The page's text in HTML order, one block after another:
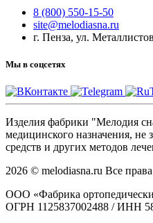
8 (800) 550-15-50
site@melodiasna.ru
г. Пенза, ул.
Мы в соцсетях
Изделия фабрики "Мелодия
медицинского назначения, не
средств и других методов
2026 © melodiasna.ru Все
ООО «Фабрика
ОГРН 1125837002488 / ИНН